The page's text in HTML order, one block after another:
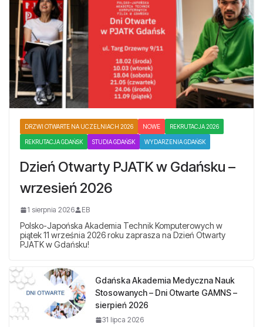
DRZWI OTWARTE NA UCZELNIACH 2026 NOWE REKRUTACJA 2026
REKRUTACJA GDAŃSK STUDIA GDAŃSK WYDARZENIA GDAŃSK
Dzień Otwarty PJATK w Gdańsku –
wrzesień 2026
1 sierpnia 2026 EB
Polsko-Japońska Akademia Technik Komputerowych w
piątek 11 września 2026 roku zaprasza na Dzień Otwarty
PJATK w Gdańsku!
Gdańska Akademia Medyczna Nauk
Stosowanych – Dni Otwarte GAMNS –
sierpień 2026
31 lipca 2026